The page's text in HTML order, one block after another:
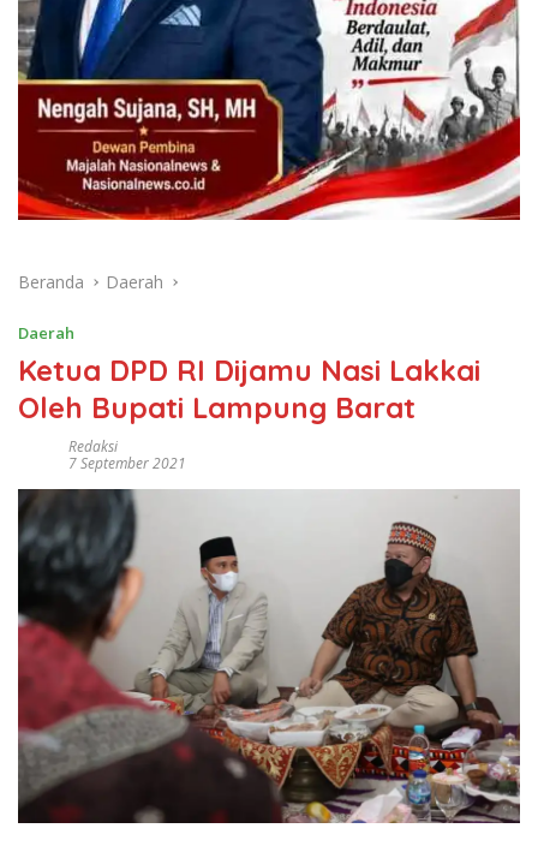
Beranda Daerah
Daerah
Ketua DPD RI Dijamu Nasi Lakkai
Oleh Bupati Lampung Barat
Redaksi
7 September 2021